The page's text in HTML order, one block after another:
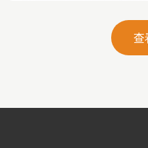
Galatyn B- 2375
查